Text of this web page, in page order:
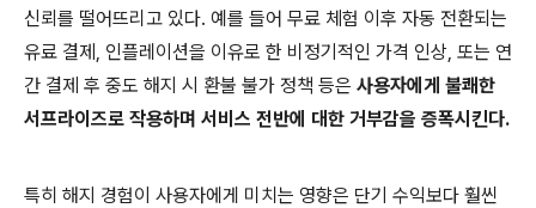
신뢰를 떨어뜨리고 있다. 예를 들어 무료 체험 이후 자동 전환되는
유료 결제, 인플레이션을 이유로 한 비정기적인 가격 인상, 또는 연
간 결제 후 중도 해지 시 환불 불가 정책 등은 사용자에게 불쾌한
서프라이즈로 작용하며 서비스 전반에 대한 거부감을 증폭시킨다.
특히 해지 경험이 사용자에게 미치는 영향은 단기 수익보다 훨씬